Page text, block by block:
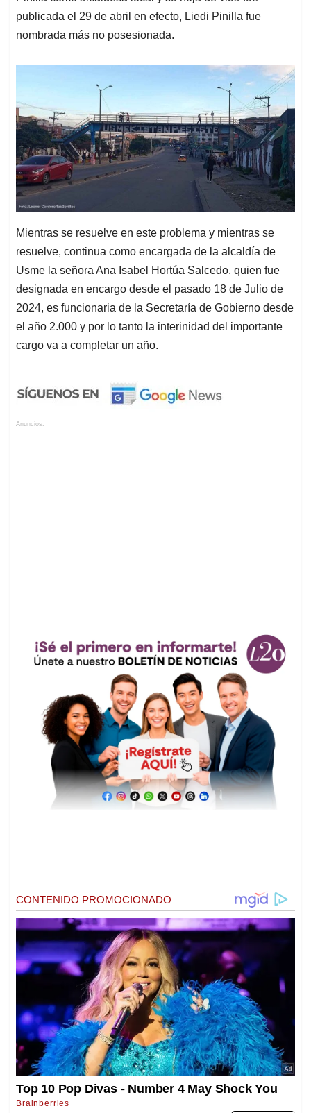
publicada el 29 de abril en efecto, Liedi Pinilla fue
nombrada más no posesionada.
Mientras se resuelve en este problema y mientras se
resuelve, continua como encargada de la alcaldía de
Usme la señora Ana Isabel Hortúa Salcedo, quien fue
designada en encargo desde el pasado 18 de Julio de
2024, es funcionaria de la Secretaría de Gobierno desde
el año 2.000 y por lo tanto la interinidad del importante
cargo va a completar un año.
Anuncios.